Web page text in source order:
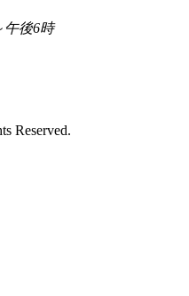
午後6時
Reserved.